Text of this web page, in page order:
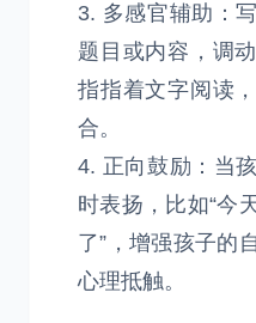
3. 多感官辅助：
题目或内容，调
指指着文字阅读
合。
4. 正向鼓励：当
时表扬，比如“今
了”，增强孩子的
心理抵触。